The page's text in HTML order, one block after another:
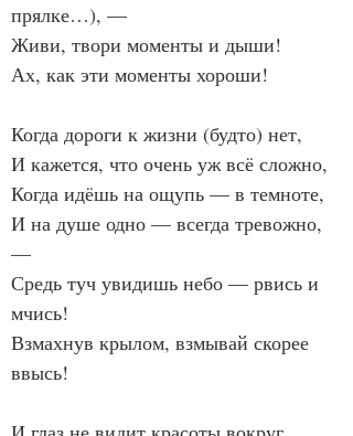
прялке…), —
Живи, твори моменты и дыши!
Ах, как эти моменты хороши!
Когда дороги к жизни (будто) нет,
И кажется, что очень уж всё сложно,
Когда идёшь на ощупь — в темноте,
И на душе одно — всегда тревожно,
—
Средь туч увидишь небо — рвись и
мчись!
Взмахнув крылом, взмывай скорее
ввысь!